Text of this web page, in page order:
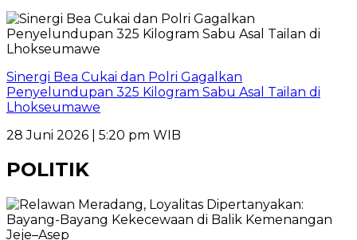
Sinergi Bea Cukai dan Polri Gagalkan
Penyelundupan 325 Kilogram Sabu Asal Tailan di
Lhokseumawe
28 Juni 2026 | 5:20 pm WIB
POLITIK